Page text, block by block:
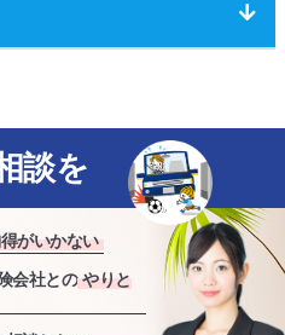
談を
がいかない
会社との やりと